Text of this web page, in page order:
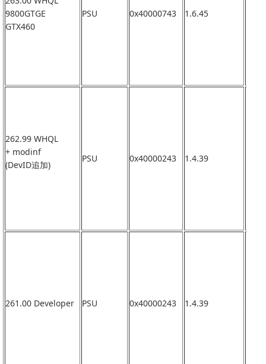
9800GTGE
GTX460
PSU 0x40000743 1.6.45
262.99 WHQL
+ modinf
(DevID追加)
PSU 0x40000243 1.4.39
261.00 Developer PSU 0x40000243 1.4.39